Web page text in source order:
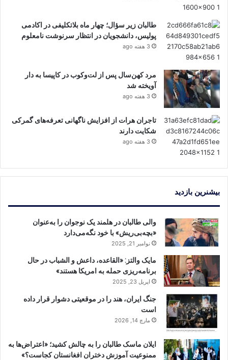
طالبان زیر سؤال؛ چهار ماه بلاتکلیفی در اکادمی
پولیس، دانشجویان در انتظار سرنوشت نامعلوم
3 هفته ago
مرد کهن‌سال پس از لت‌وکوب در کاپیسا به دار
آویخته شد
3 هفته ago
تاجران هرات از افزایش ناگهانی تعرفه‌های گمرکی
شکایت دارند
3 هفته ago
بیشنرین بازدید
والی طالبان در هلمند یک نوجوان را به‌عنوان
«بچه‌بی‌ریش» با خود نگه‌می‌دارد
نوامبر 21, 2025
مایک والتز: «القاعده، داعش و الشباب در حال
برنامه‌ریزی حمله به امریکا هستند»
اپریل 23, 2025
جنگ ایران، هند را در موقعیتی دشوار قرار داده
است
مارچ 14, 2026
ایلان ماسک طالبان را به چالش کشید؛ «اعتراض‌ها به
ممنوعیت آموزش دختران افغانستان کجاست؟»